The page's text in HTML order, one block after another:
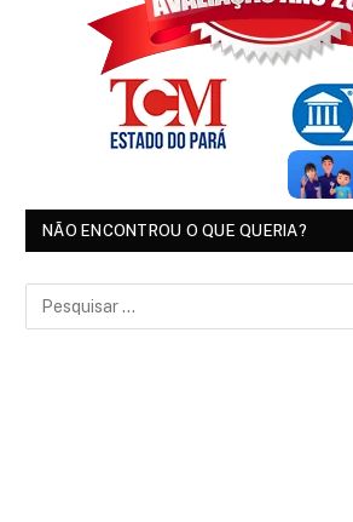
NÃO ENCONTROU O QUE QUERIA?